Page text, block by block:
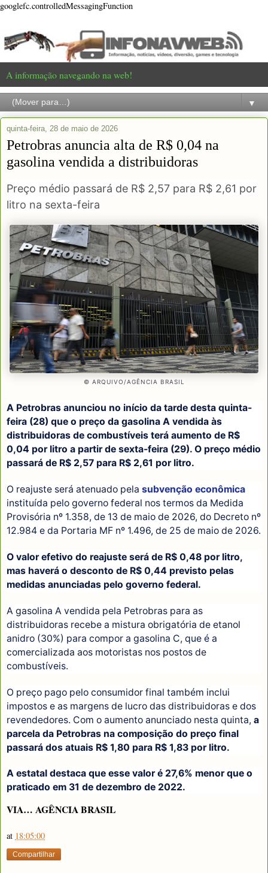
googlefc.controlledMessagingFunction
A informação navegando na web!
▼
quinta-feira, 28 de maio de 2026
Petrobras anuncia alta de R$ 0,04 na
gasolina vendida a distribuidoras
Preço médio passará de R$ 2,57 para R$ 2,61 por
litro na sexta-feira
© ARQUIVO/AGÊNCIA BRASIL
A Petrobras anunciou no início da tarde desta quinta-
feira (28) que o preço da gasolina A vendida às
distribuidoras de combustíveis terá aumento de R$
0,04 por litro a partir de sexta-feira (29). O preço médio
passará de R$ 2,57 para R$ 2,61 por litro.
O reajuste será atenuado pela subvenção econômica
instituída pelo governo federal nos termos da Medida
Provisória nº 1.358, de 13 de maio de 2026, do Decreto nº
12.984 e da Portaria MF nº 1.496, de 25 de maio de 2026.
O valor efetivo do reajuste será de R$ 0,48 por litro,
mas haverá o desconto de R$ 0,44 previsto pelas
medidas anunciadas pelo governo federal.
A gasolina A vendida pela Petrobras para as
distribuidoras recebe a mistura obrigatória de etanol
anidro (30%) para compor a gasolina C, que é a
comercializada aos motoristas nos postos de
combustíveis.
O preço pago pelo consumidor final também inclui
impostos e as margens de lucro das distribuidoras e dos
revendedores. Com o aumento anunciado nesta quinta, a
parcela da Petrobras na composição do preço final
passará dos atuais R$ 1,80 para R$ 1,83 por litro.
A estatal destaca que esse valor é 27,6% menor que o
praticado em 31 de dezembro de 2022.
VIA… AGÊNCIA BRASIL
at 18:05:00
Compartilhar